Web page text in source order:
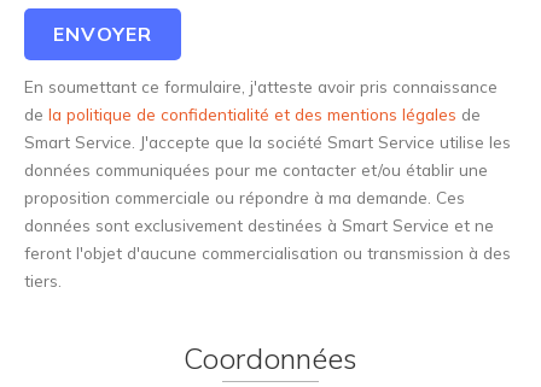
En soumettant ce formulaire, j'atteste avoir pris connaissance
de la politique de confidentialité et des mentions légales de
Smart Service. J'accepte que la société Smart Service utilise les
données communiquées pour me contacter et/ou établir une
proposition commerciale ou répondre à ma demande. Ces
données sont exclusivement destinées à Smart Service et ne
feront l'objet d'aucune commercialisation ou transmission à des
tiers.
Coordonnées